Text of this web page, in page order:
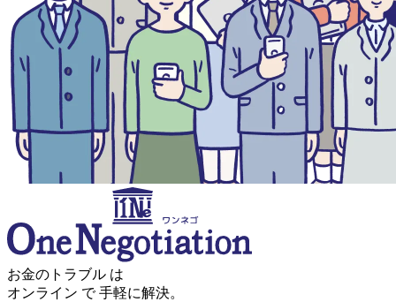
お金のトラブル は
オンライン で手軽に解決。